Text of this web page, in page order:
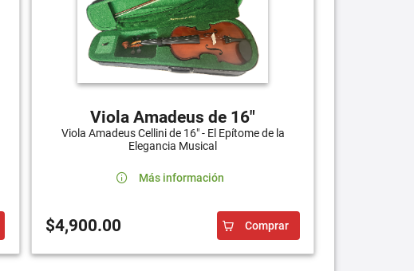
Viola Amadeus de 16"
Viola Amadeus Cellini de 16" - El Epítome de la
Elegancia Musical
Más información
$4,900.00 Comprar